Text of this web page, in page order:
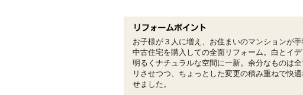
お子様が３人に増え、お住まいのマンションが
中古住宅を購入しての全面リフォーム。白とイ
明るくナチュラルな空間に一新。余分なものは
リさせつつ、ちょっとした変更の積み重ねで快
せました。